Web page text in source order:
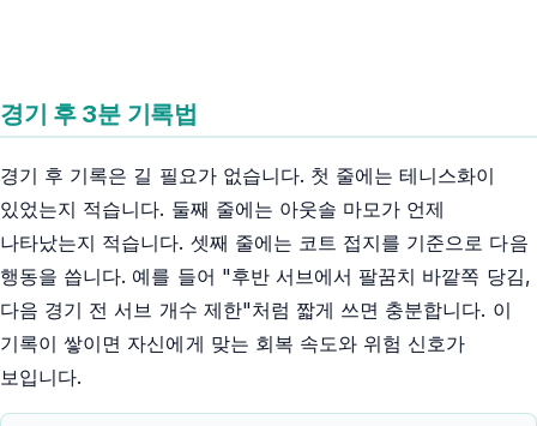
경기 후 3분 기록법
경기 후 기록은 길 필요가 없습니다. 첫 줄에는 테니스화이
있었는지 적습니다. 둘째 줄에는 아웃솔 마모가 언제
나타났는지 적습니다. 셋째 줄에는 코트 접지를 기준으로 다음
행동을 씁니다. 예를 들어 "후반 서브에서 팔꿈치 바깥쪽 당김,
다음 경기 전 서브 개수 제한"처럼 짧게 쓰면 충분합니다. 이
기록이 쌓이면 자신에게 맞는 회복 속도와 위험 신호가
보입니다.